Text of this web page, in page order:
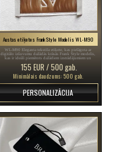
Austas etiķetes Frank Style Modelis WL-M90
WL-M90 Eleganta tekstila etiķete, kas pielāgota ar
digitālo izšuvumu dažādās krāsās Frank Style modelis,
kas ir ideāli piemērots dažādiem izstrādājumiem un
155 EUR / 500 gab.
Minimālais daudzums: 500 gab.
PERSONALIZĀCIJA